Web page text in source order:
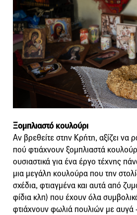
Ξομπλιαστό κουλούρι
Αν βρεθείτε στην Κρήτη, αξίζει να
πού φτιάχνουν ξομπλιαστά
ουσιαστικά για ένα έργο τέχνης
μια μεγάλη κουλούρα που την
σχέδια, φτιαγμένα και αυτά από
φίδια κλπ) που έχουν όλα
φτιάχνουν φωλιά πουλιών με αυγά